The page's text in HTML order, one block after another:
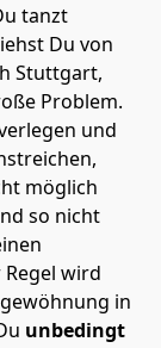
tanzt
Du von
Stuttgart,
Problem.
und
möglich
so nicht
wird
in
unbedingt